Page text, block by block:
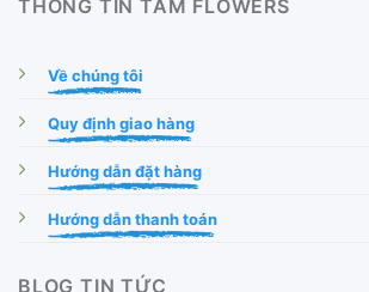
THÔNG TIN TÂM FLOWERS
Về chúng tôi
Quy định giao hàng
Hướng dẫn đặt hàng
Hướng dẫn thanh toán
BLOG TIN TỨC